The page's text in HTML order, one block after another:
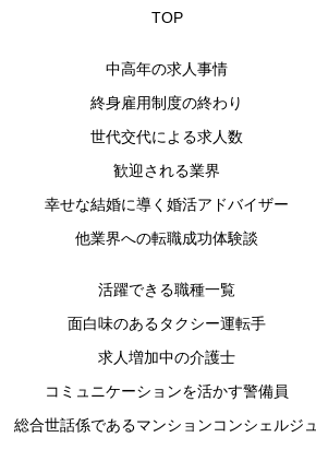
TOP
中高年の求人事情
終身雇用制度の終わり
世代交代による求人数
歓迎される業界
幸せな結婚に導く婚活アドバイザー
他業界への転職成功体験談
活躍できる職種一覧
面白味のあるタクシー運転手
求人増加中の介護士
コミュニケーションを活かす警備員
総合世話係であるマンションコンシェルジュ